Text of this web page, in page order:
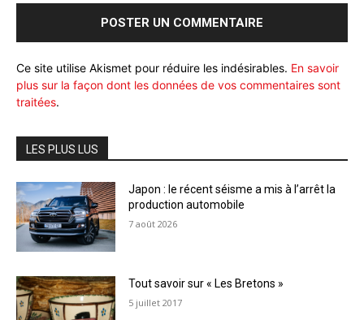
Ce site utilise Akismet pour réduire les indésirables. En savoir
plus sur la façon dont les données de vos commentaires sont
traitées.
LES PLUS LUS
Japon : le récent séisme a mis à l’arrêt la
production automobile
7 août 2026
Tout savoir sur « Les Bretons »
5 juillet 2017